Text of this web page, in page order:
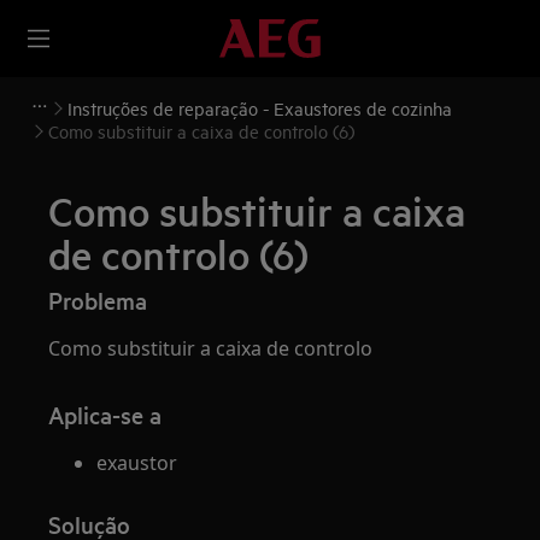
Instruções de reparação - Exaustores de cozinha
Como substituir a caixa de controlo (6)
Como substituir a caixa
de controlo (6)
Problema
Como substituir a caixa de controlo
Aplica-se a
exaustor
Solução